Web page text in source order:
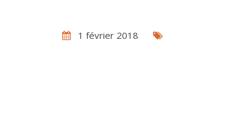
1 février 2018